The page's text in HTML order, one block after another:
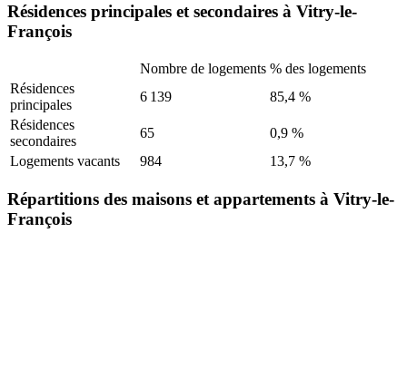
Résidences principales et secondaires à Vitry-le-
François
Nombre de logements % des logements
Résidences
principales
6 139
85,4 %
Résidences
secondaires
65
0,9 %
Logements vacants
984 13,7 %
Répartitions des maisons et appartements à Vitry-le-
François